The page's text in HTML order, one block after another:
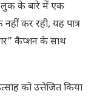
लुक के बारे में एक
कर रही, यह पात्र
कैप्शन के साथ
को उत्तेजित किया